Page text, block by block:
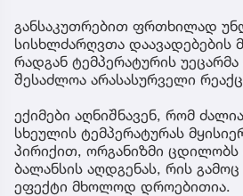
განსაკუთრებით ფრთხილად
სისხლძარღვთა დაავადებების
რადგან ტემპერატურის
შესაძლოა არასასურველი
ექიმები აღნიშნავენ, რომ
სხეულის ტემპერატურას
პირიქით, ორგანიზმი
ბალანსის აღდგენას, რის
ეფექტი მხოლოდ დროებითია.